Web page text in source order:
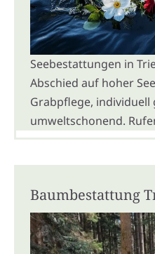
Seebestattungen in
Abschied auf hoher
Grabpflege,
umweltschonend.
Baumbestattung